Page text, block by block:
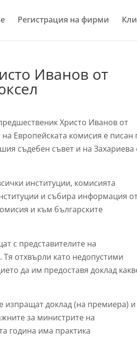
Регистрация на фирми
Иванов от
Христо Иванов от
Европейската комисия е писан
съдебен съвет и на Захариева
институции, комисията
и събира информация
и към българските
с представителите на
отхвърли като недопустими
да им предоставя доклад
изпращат доклад (на премиера)
за министрите на
година има практика